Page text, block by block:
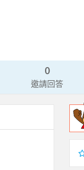
0
邀請回答